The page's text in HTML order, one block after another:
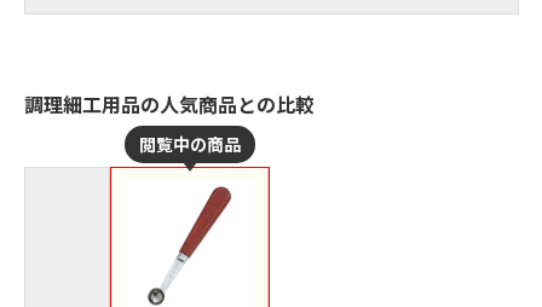
調理細工用品の人気商品との比較